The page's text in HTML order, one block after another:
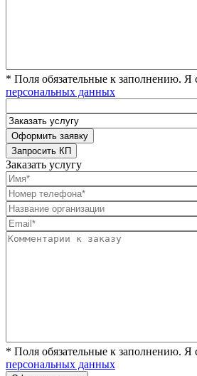
* Поля обязательные к заполнению. Я
персональных данных
Заказать услугу
* Поля обязательные к заполнению. Я
персональных данных